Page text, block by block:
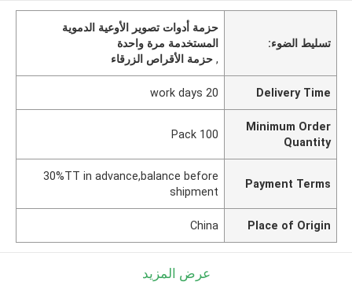
تسليط الضوء:
حزمة أدوات تصوير الأوعية الدموية
المستخدمة مرة واحدة
,حزمة الأقراص الزرقاء
Delivery Time
20 work days
Minimum Order
Quantity
100 Pack
Payment Terms
30%TT in advance,balance before
shipment
Place of Origin
China
عرض المزيد